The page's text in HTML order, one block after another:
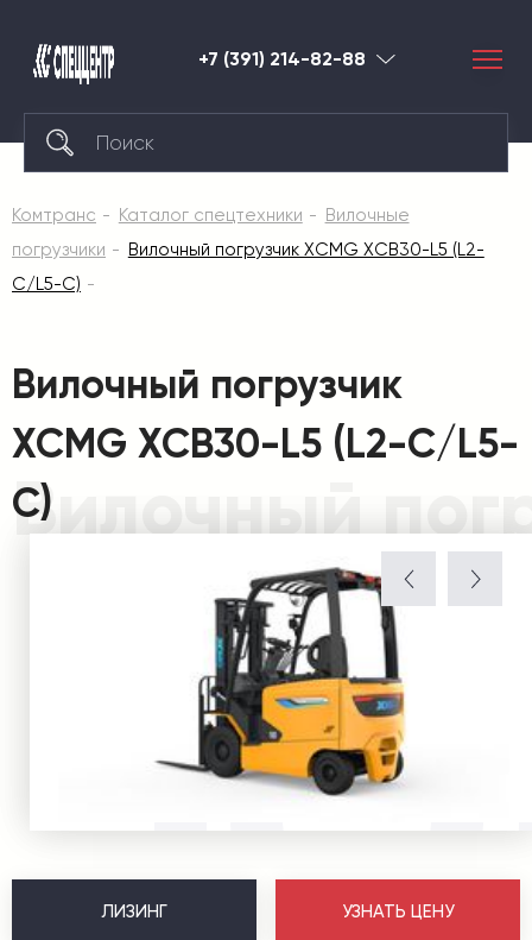
+7 (391) 214-82-88 Красноярск
Комтранс Каталог спецтехники
Вилочные
погрузчики
Вилочный погрузчик XCMG XCB30-L5 (L2-
C/L5-C)
Вилочный
Вилочный погрузчик
XCMG XCB30-L5 (L2-C/L5-
C)
ЛИЗИНГ УЗНАТЬ ЦЕНУ